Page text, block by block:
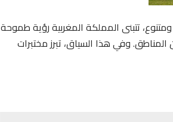
تتبنى المملكة المغربية رؤية طموحة
المناطق. وفي هذا السياق، تبرز مختبرات